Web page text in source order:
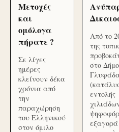
Μετοχές
και
ομόλογα
πήρατε ?
Σε λίγες
ημέρες
κλείνουν δέκα
χρόνια από
την
παραχώρηση
του Ελληνικού
στον όμιλο
Από το
της
στο Δήμο
εντολής
εξαγορά